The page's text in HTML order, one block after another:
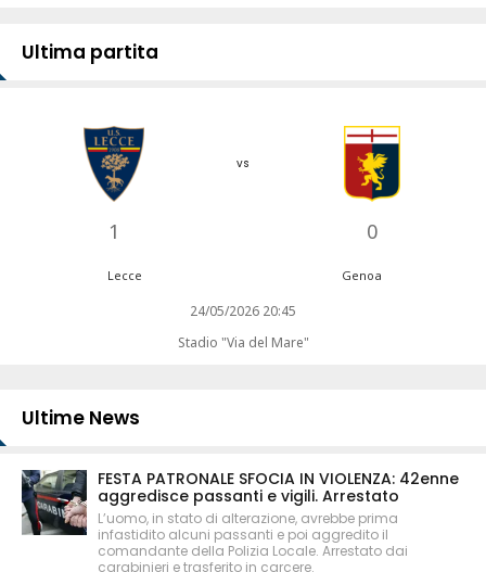
Ultima partita
1
vs
0
Lecce Genoa
24/05/2026 20:45
Stadio "Via del Mare"
Ultime News
FESTA PATRONALE SFOCIA IN VIOLENZA: 42enne
aggredisce passanti e vigili. Arrestato
L’uomo, in stato di alterazione, avrebbe prima
infastidito alcuni passanti e poi aggredito il
comandante della Polizia Locale. Arrestato dai
carabinieri e trasferito in carcere.